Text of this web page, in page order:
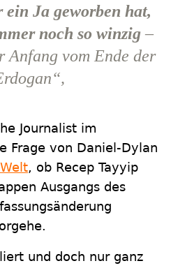
Ja geworben hat,
noch so winzig –
Anfang vom Ende der
Journalist im
Frage von Daniel-Dylan
, ob Recep Tayyip
Ausgangs des
und doch nur ganz